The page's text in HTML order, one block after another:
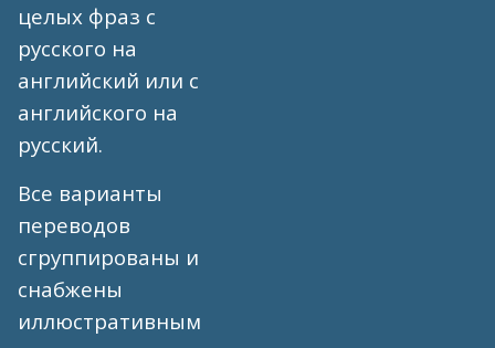
целых фраз с
русского на
английский или с
английского на
русский.
Все варианты
переводов
сгруппированы и
снабжены
иллюстративным